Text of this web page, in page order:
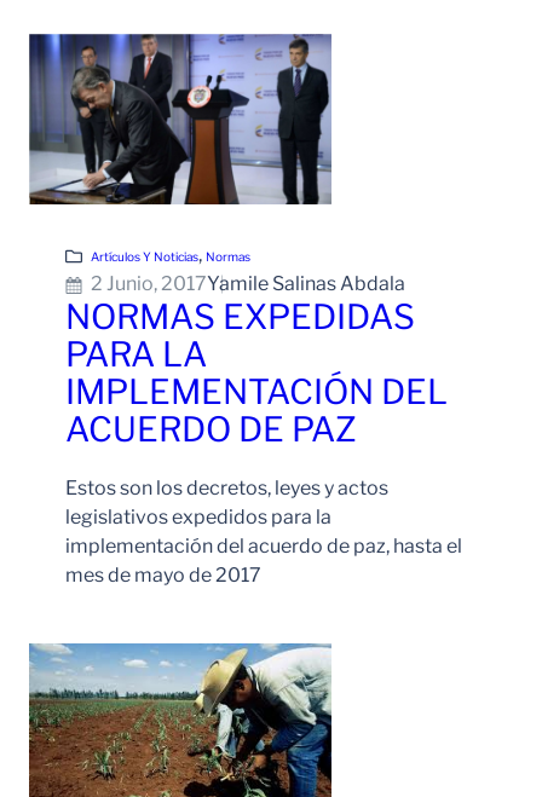
Artículos Y Noticias, Normas
2 Junio, 2017Yamile Salinas Abdala
NORMAS EXPEDIDAS
PARA LA
IMPLEMENTACIÓN DEL
ACUERDO DE PAZ
Estos son los decretos, leyes y actos
legislativos expedidos para la
implementación del acuerdo de paz, hasta el
mes de mayo de 2017